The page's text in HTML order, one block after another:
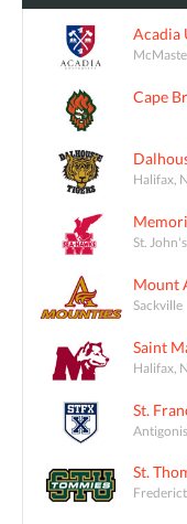
Acadia
Cape
Halifax,
St.
Mount
Sackville
Saint
Halifax,
St.
St.